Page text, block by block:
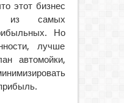
этот бизнес
из самых
Но
лучше
автомойки,